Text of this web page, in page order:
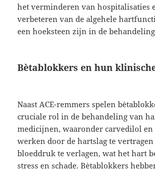
het verminderen van hospitalisaties
verbeteren van de algehele
een hoeksteen zijn in de
Bètablokkers en hun
Naast ACE-remmers spelen
cruciale rol in de behandeling van
medicijnen, waaronder carvedilol
werken door de hartslag te vertragen
bloeddruk te verlagen, wat het hart
stress en schade. Bètablokkers